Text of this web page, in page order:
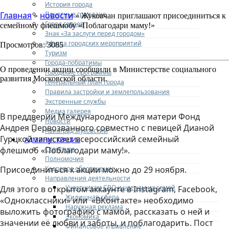
История города
Почетные граждане
Город героев
Знак «За заслуги перед городом»
Афиша городских мероприятий
Туризм
Города-побратимы
Городские программы
Генеральный план города
Правила застройки и землепользования
Экстренные службы
Медиа галерея
Новости
Авиаград Жуковский
АДМИНИСТРАЦИЯ
Структура
Полномочия
Кадровое обеспечение
Направления деятельности
Участникам СВО и членам их семей
Жилищная сфера
Наружная реклама
Экономика
Финансовое управление
Главная» новости» Жуковчан приглашают присоединиться к
семейному флешмобу «Поблагодари маму!»
Просмотров: 3085
О проведении акции сообщили в Министерстве социального
развития Московской области.
В преддверии Международного дня матери Фонд
Андрея Первозванного совместно с певицей Дианой
Гурцкой запускает всероссийский семейный
флешмоб «Поблагодари маму!».
Присоединиться к акции можно до 29 ноября.
Для этого в открытом аккаунте в Instagram, Facebook,
«Одноклассники» или «ВКонтакте» необходимо
выложить фотографию с мамой, рассказать о ней и
значении её любви и заботы, и поблагодарить. Пост